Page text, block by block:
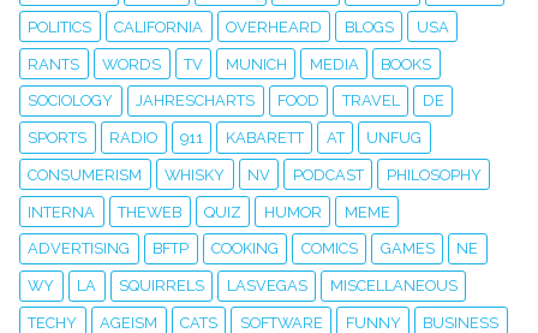
POLITICS CALIFORNIA OVERHEARD BLOGS USA
RANTS WORDS TV MUNICH MEDIA BOOKS
SOCIOLOGY JAHRESCHARTS FOOD TRAVEL DE
SPORTS RADIO 911 KABARETT AT UNFUG
CONSUMERISM WHISKY NV PODCAST PHILOSOPHY
INTERNA THEWEB QUIZ HUMOR MEME
ADVERTISING BFTP COOKING COMICS GAMES NE
WY LA SQUIRRELS LASVEGAS MISCELLANEOUS
TECHY AGEISM CATS SOFTWARE FUNNY BUSINESS